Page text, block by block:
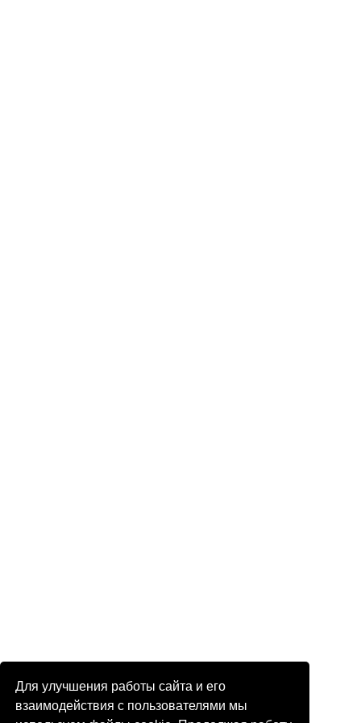
Для улучшения работы сайта и его
взаимодействия с пользователями мы